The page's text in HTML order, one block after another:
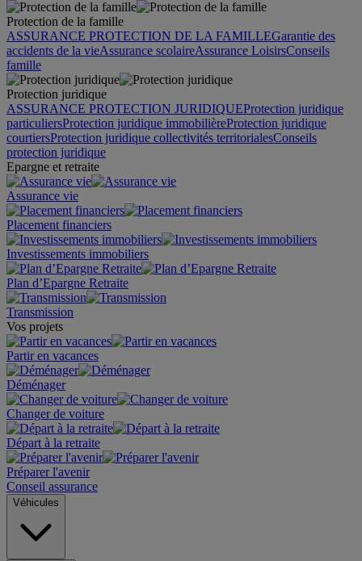
Protection de la famille
ASSURANCE PROTECTION DE LA FAMILLEGarantie des
accidents de la vieAssurance scolaireAssurance LoisirsConseils
famille
Protection juridique
ASSURANCE PROTECTION JURIDIQUEProtection juridique
particuliersProtection juridique immobilièreProtection juridique
courtiersProtection juridique collectivités territorialesConseils
protection juridique
Epargne et retraite
Assurance vie
Placement financiers
Investissements immobiliers
Plan d’Epargne Retraite
Transmission
Vos projets
Partir en vacances
Déménager
Changer de voiture
Départ à la retraite
Préparer l'avenir
Conseil assurance
Véhicules